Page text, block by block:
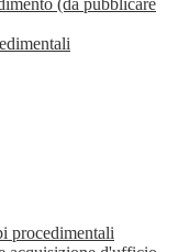
(da pubblicare
procedimentali